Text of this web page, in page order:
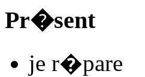
Pr�sent
je r�pare